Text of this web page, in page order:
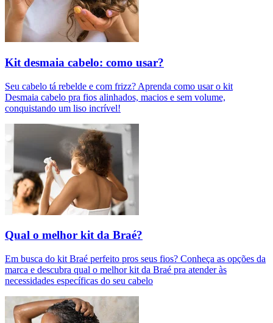
Kit desmaia cabelo: como usar?
Seu cabelo tá rebelde e com frizz? Aprenda como usar o kit
Desmaia cabelo pra fios alinhados, macios e sem volume,
conquistando um liso incrível!
Qual o melhor kit da Braé?
Em busca do kit Braé perfeito pros seus fios? Conheça as opções da
marca e descubra qual o melhor kit da Braé pra atender às
necessidades específicas do seu cabelo